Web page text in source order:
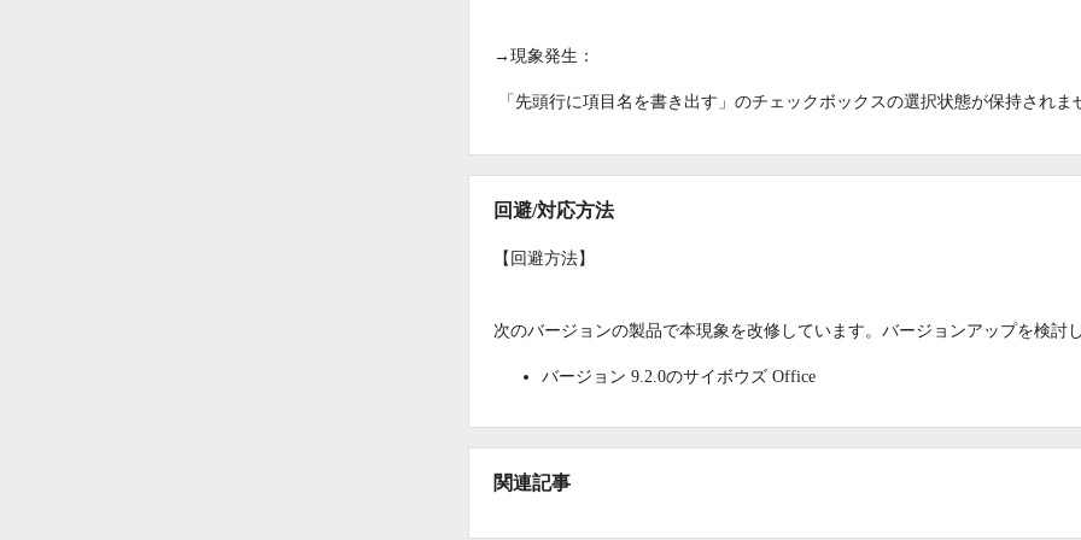
→現象発生：
「先頭行に項目名を書き出す」のチェックボックスの選択状態が保持されま
回避/対応方法
【回避方法】
次のバージョンの製品で本現象を改修しています。バージョンアップを検討
バージョン 9.2.0のサイボウズ Office
関連記事